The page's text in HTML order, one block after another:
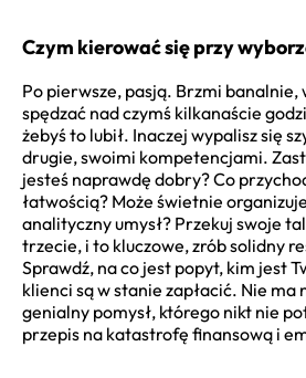
Czym kierować się przy
Po pierwsze, pasją. Brzmi banalnie,
spędzać nad czymś kilkanaście
żebyś to lubił. Inaczej wypalisz się
drugie, swoimi kompetencjami.
jesteś naprawdę dobry? Co
łatwością? Może świetnie
analityczny umysł? Przekuj swoje
trzecie, i to kluczowe, zrób solidny
Sprawdź, na co jest popyt, kim jest
klienci są w stanie zapłacić. Nie ma
genialny pomysł, którego nikt nie
przepis na katastrofę finansową i